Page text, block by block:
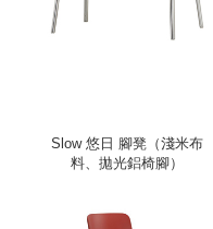
Slow 悠日 腳凳（淺米布
料、拋光鋁椅腳）